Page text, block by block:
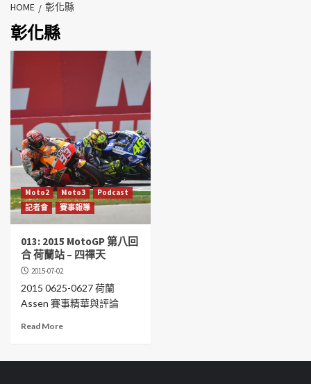
HOME 彰化縣
彰化縣
Moto2 Moto3
Podcast
記者會
賽事報導
013: 2015 MotoGP 第八回
合 荷蘭站 – 四禪天
2015-07-02
2015 0625-0627 荷蘭
Assen 賽事精華與評論
Read More